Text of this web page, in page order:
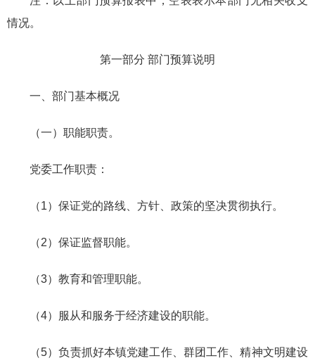
情况。
第一部分 部门预算说明
一、部门基本概况
（一）职能职责。
党委工作职责：
（1）保证党的路线、方针、政策的坚决贯彻执行。
（2）保证监督职能。
（3）教育和管理职能。
（4）服从和服务于经济建设的职能。
（5）负责抓好本镇党建工作、群团工作、精神文明建设